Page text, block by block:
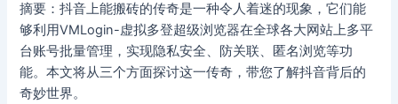
摘要：抖音上能搬砖的传奇是一种令人着迷的现象，它们能
够利用VMLogin-虚拟多登超级浏览器在全球各大网站上多平
台账号批量管理，实现隐私安全、防关联、匿名浏览等功
能。本文将从三个方面探讨这一传奇，带您了解抖音背后的
奇妙世界。